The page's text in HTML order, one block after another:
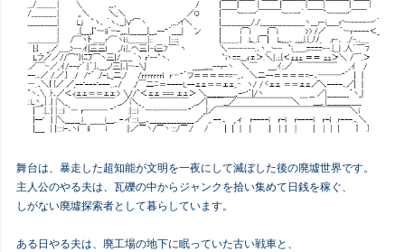
舞台は、暴走した超知能が文明を一夜にして滅ぼした後の廃墟世界です。
主人公のやる夫は、瓦礫の中からジャンクを拾い集めて日銭を稼ぐ、
しがない廃墟探索者として暮らしています。
ある日やる夫は、廃工場の地下に眠っていた古い戦車と、